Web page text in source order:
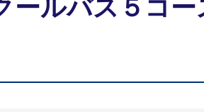
ールバス５コ